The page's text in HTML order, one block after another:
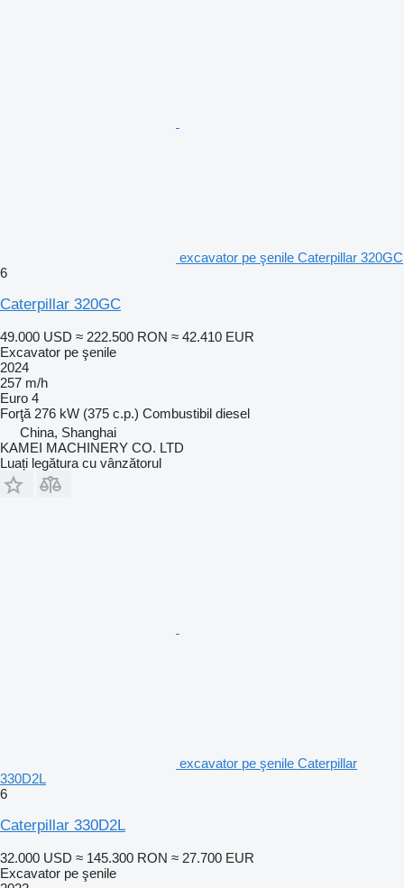
excavator pe şenile Caterpillar 320GC
6
Caterpillar 320GC
49.000 USD ≈ 222.500 RON ≈ 42.410 EUR
Excavator pe şenile
2024
257 m/h
Euro 4
Forţă 276 kW (375 c.p.) Combustibil diesel
China, Shanghai
KAMEI MACHINERY CO. LTD
Luați legătura cu vânzătorul
excavator pe şenile Caterpillar
330D2L
6
Caterpillar 330D2L
32.000 USD ≈ 145.300 RON ≈ 27.700 EUR
Excavator pe şenile